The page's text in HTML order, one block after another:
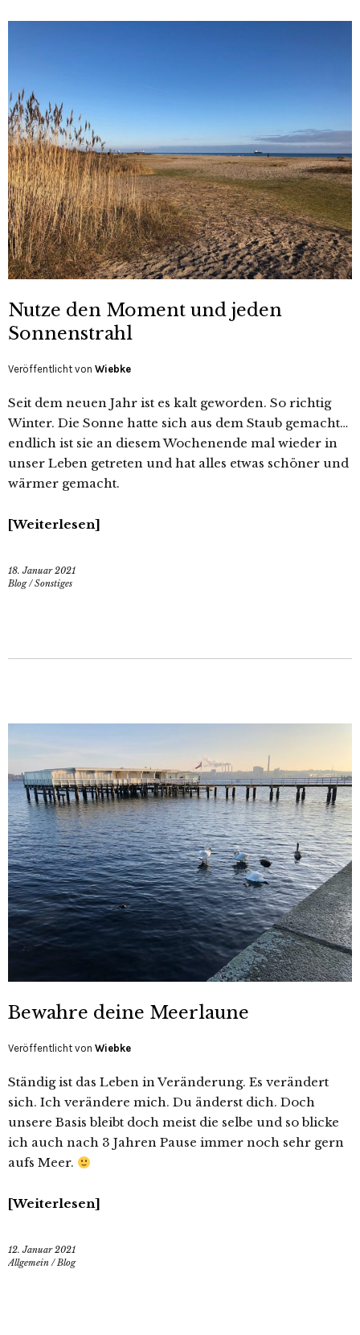
Nutze den Moment und jeden
Sonnenstrahl
Veröffentlicht von Wiebke
Seit dem neuen Jahr ist es kalt geworden. So richtig
Winter. Die Sonne hatte sich aus dem Staub gemacht…
endlich ist sie an diesem Wochenende mal wieder in
unser Leben getreten und hat alles etwas schöner und
wärmer gemacht.
Weiterlesen
18. Januar 2021
Blog/Sonstiges
Bewahre deine Meerlaune
Veröffentlicht von Wiebke
Ständig ist das Leben in Veränderung. Es verändert
sich. Ich verändere mich. Du änderst dich. Doch
unsere Basis bleibt doch meist die selbe und so blicke
ich auch nach 3 Jahren Pause immer noch sehr gern
aufs Meer.
Weiterlesen
12. Januar 2021
Allgemein /Blog